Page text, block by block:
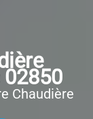
Chaudière